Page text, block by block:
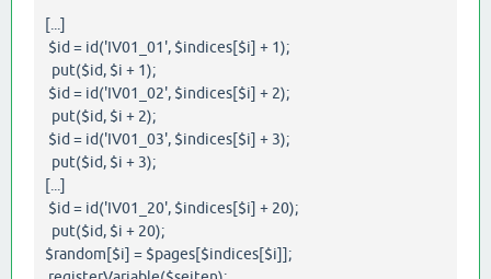
[...]
$id = id('IV01_01', $indices[$i] + 1);
put($id, $i + 1);
$id = id('IV01_02', $indices[$i] + 2);
put($id, $i + 2);
$id = id('IV01_03', $indices[$i] + 3);
put($id, $i + 3);
[...]
$id = id('IV01_20', $indices[$i] + 20);
put($id, $i + 20);
$random[$i] = $pages[$indices[$i]];